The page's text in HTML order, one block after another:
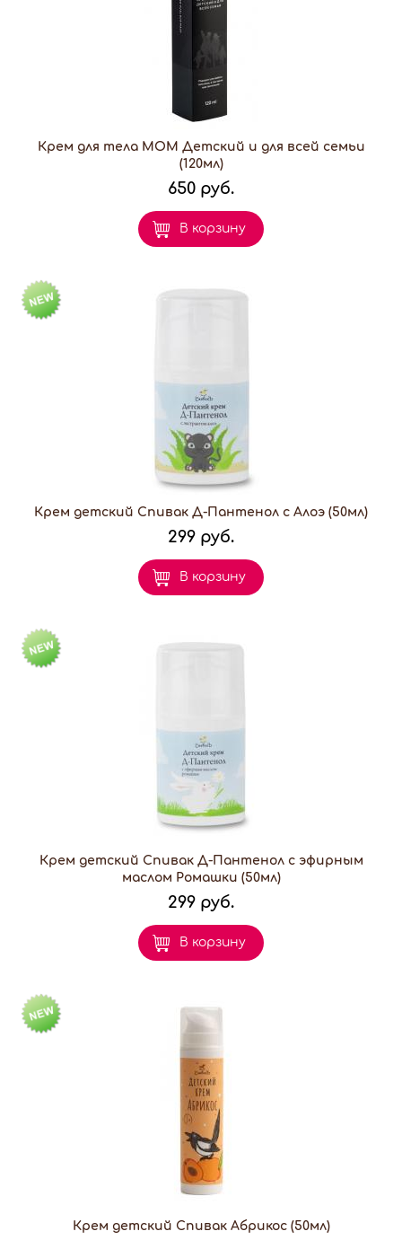
Крем для тела МОМ Детский и для всей семьи
(120мл)
650 руб.
В корзину
Крем детский Спивак Д-Пантенол с Алоэ (50мл)
299 руб.
В корзину
Крем детский Спивак Д-Пантенол с эфирным
маслом Ромашки (50мл)
299 руб.
В корзину
Крем детский Спивак Абрикос (50мл)